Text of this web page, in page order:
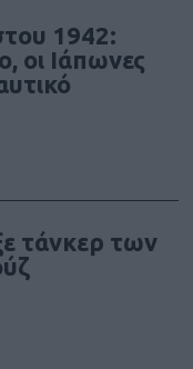
1942:
οι Ιάπωνες
τάνκερ των